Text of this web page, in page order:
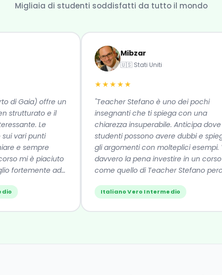
Migliaia di studenti soddisfatti da tutto il mondo
di Gaia) offre un
e il
Le
vari punti
e sempre
mi è piaciuto
fortemente ad
Mibzar
🇺🇸 Stati Uniti
★★★★★
"Teacher Stefano è uno dei pochi
insegnanti che ti spiega con una
chiarezza insuperabile. Anticipa dove
studenti possono avere dubbi e spiega
gli argomenti con molteplici esempi.
davvero la pena investire in un corso
come quello di Teacher Stefano
consiglio!"
Italiano Vero Intermedio